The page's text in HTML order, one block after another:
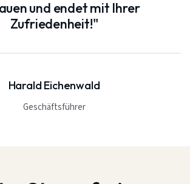
und endet mit Ihrer
Zufriedenheit!"
Harald Eichenwald
Geschäftsführer